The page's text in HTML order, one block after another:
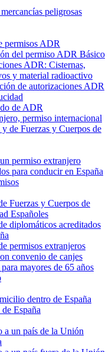
peligrosas
permisos ADR
del permiso ADR Básico
ADR: Cisternas,
y material radioactivo
de autorizaciones ADR
de ADR
permiso internacional
de Fuerzas y Cuerpos de
permiso extranjero
para conducir en España
Fuerzas y Cuerpos de
Españoles
diplomáticos acreditados
permisos extranjeros
convenio de canjes
mayores de 65 años
dentro de España
España
a un país de la Unión